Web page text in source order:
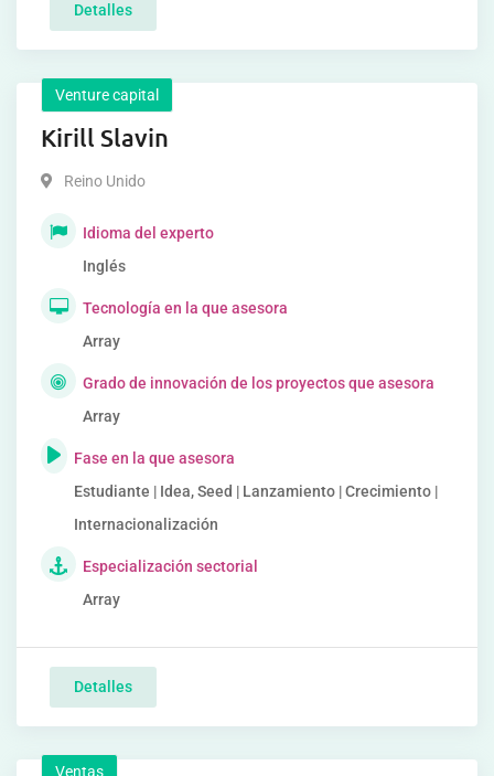
Detalles
Venture capital
Kirill Slavin
Reino Unido
Idioma del experto
Inglés
Tecnología en la que asesora
Array
Grado de innovación de los proyectos que asesora
Array
Fase en la que asesora
Estudiante | Idea, Seed | Lanzamiento | Crecimiento |
Internacionalización
Especialización sectorial
Array
Detalles
Ventas